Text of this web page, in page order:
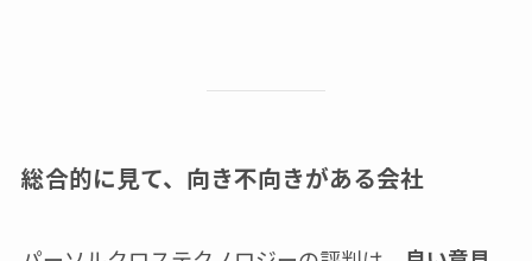
総合的に見て、向き不向きがある会社